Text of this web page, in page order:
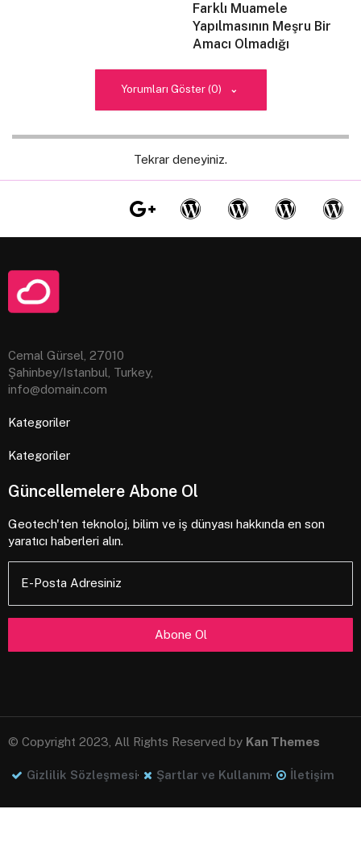
Farklı Muamele
Yapılmasının Meşru Bir
Amacı Olmadığı
Yorumları Göster (0)
Tekrar deneyiniz.
Cemal Gürsel, 27010
Şahinbey/Istanbul, Turkey,
info@domain.com
Kategoriler
Kategoriler
Güncellemelere Abone Ol
Geotech'ten teknoloj, bilim ve iş dünyası hakkında en son
yaratıcı haberleri alın.
E-Posta Adresiniz
© Copyright 2023, All Rights Reserved by Kan Themes
Gizlilik Sözleşmesi Şartlar ve Kullanım İletişim